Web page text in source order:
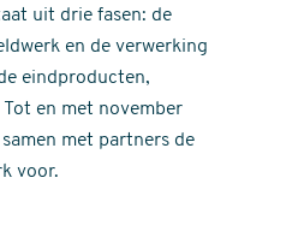
uit drie fasen: de
en de verwerking
eindproducten,
en met november
met partners de
voor.